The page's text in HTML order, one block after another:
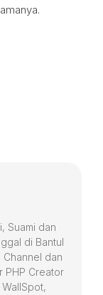
Suami dan
di Bantul
Channel dan
PHP Creator